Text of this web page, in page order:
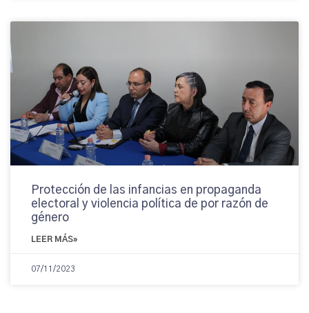
Protección de las infancias en propaganda
electoral y violencia política de por razón de
género
LEER MÁS»
07/11/2023